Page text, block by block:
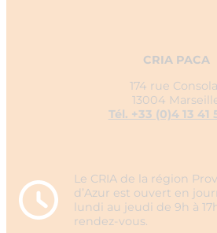
CRIA PACA
174 rue
13004
Tél. +33 (0)4 13 41
Le CRIA de la région
d’Azur est ouvert en
lundi au jeudi de 9h à
rendez-vous.